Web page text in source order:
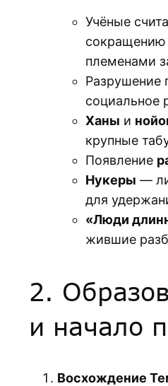
Учёные
сокращению
племенами
Разрушение
социальное
Ханы и
крупные
Появление
Нукеры —
для
«Люди
жившие
2.
и начало
Восхождение